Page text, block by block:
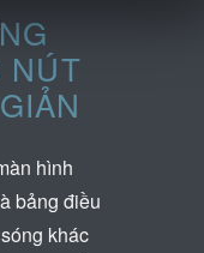
NÚT
hình
bảng điều
khác